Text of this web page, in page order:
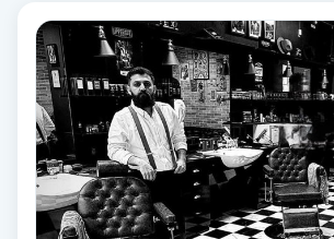
Vaxning
Vaxning brasiliansk
Veterinär
Vibrationsmassage